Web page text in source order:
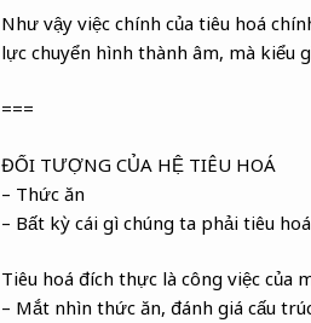
Như vậy việc chính của tiêu hoá
lực chuyển hình thành âm, mà kiểu
===
ĐỐI TƯỢNG CỦA HỆ TIÊU HOÁ
– Thức ăn
– Bất kỳ cái gì chúng ta phải tiêu
Tiêu hoá đích thực là công việc của
– Mắt nhìn thức ăn, đánh giá cấu